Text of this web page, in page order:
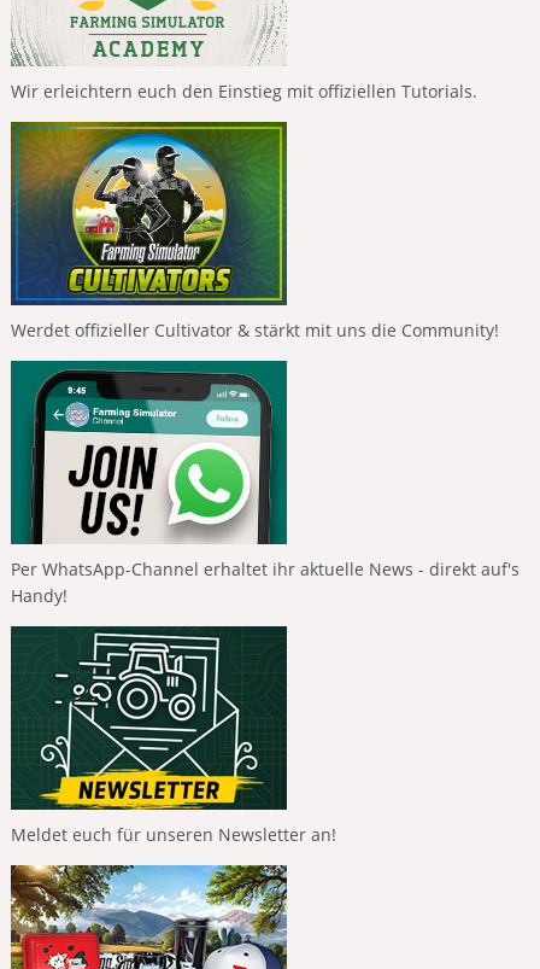
Wir erleichtern euch den Einstieg mit offiziellen Tutorials.
Werdet offizieller Cultivator & stärkt mit uns die Community!
Per WhatsApp-Channel erhaltet ihr aktuelle News - direkt auf's
Handy!
Meldet euch für unseren Newsletter an!